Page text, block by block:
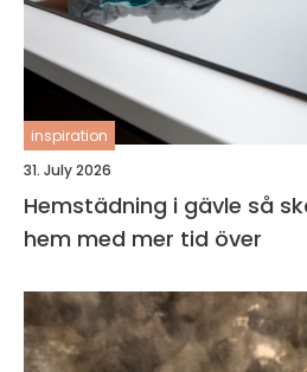
inspiration
31. July 2026
Hemstädning i gävle så skapar du ett rent
hem med mer tid över